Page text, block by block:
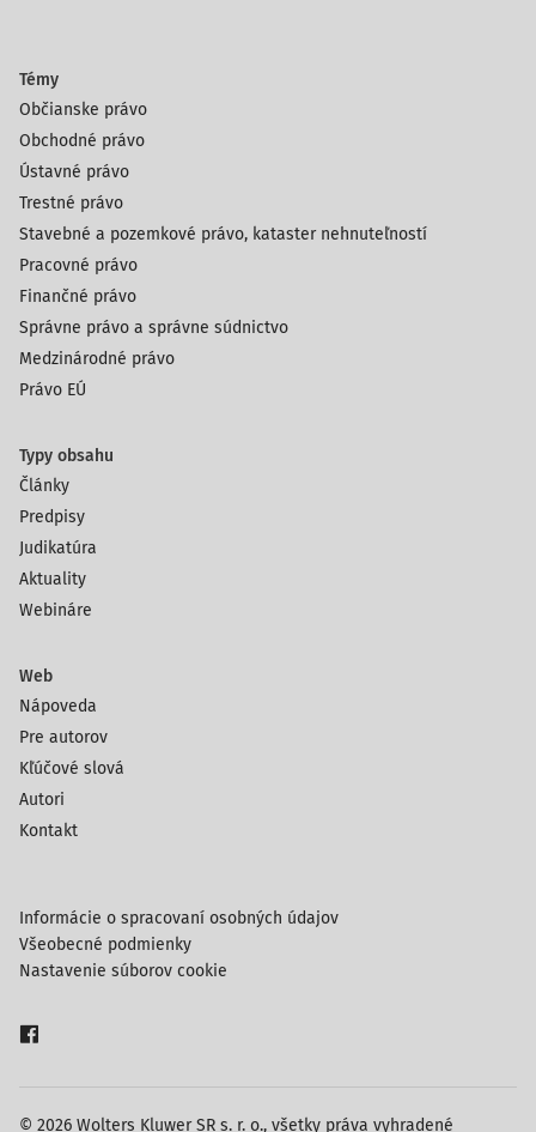
Témy
Občianske právo
Obchodné právo
Ústavné právo
Trestné právo
Stavebné a pozemkové právo, kataster nehnuteľností
Pracovné právo
Finančné právo
Správne právo a správne súdnictvo
Medzinárodné právo
Právo EÚ
Typy obsahu
Články
Predpisy
Judikatúra
Aktuality
Webináre
Web
Nápoveda
Pre autorov
Kľúčové slová
Autori
Kontakt
© 2026 Wolters Kluwer SR s. r. o., všetky práva vyhradené
Informácie o spracovaní osobných údajov
Všeobecné podmienky
Nastavenie súborov cookie